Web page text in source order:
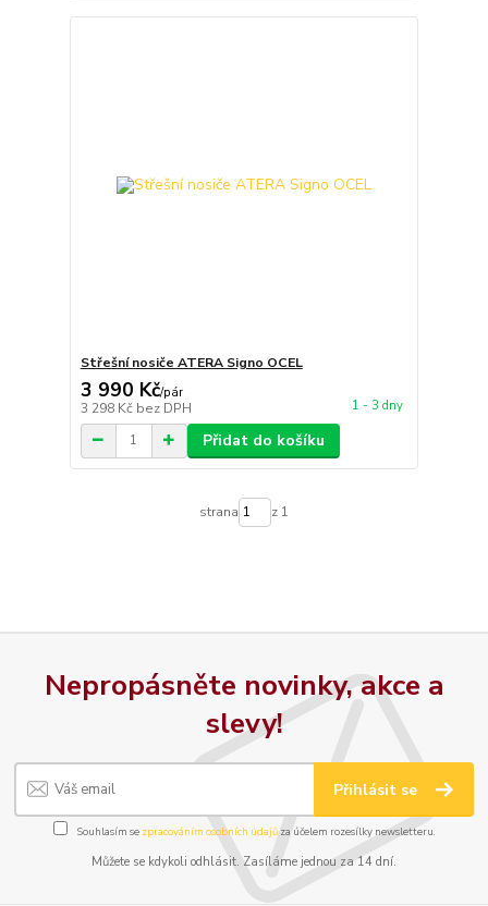
Střešní nosiče ATERA Signo OCEL
3 990 Kč/pár
3 298 Kč bez DPH 1 - 3 dny
Přidat do košíku
strana z 1
Nepropásněte novinky, akce a
slevy!
Přihlásit se
Souhlasím se zpracováním osobních údajůza účelem rozesílky newsletteru.
Můžete se kdykoli odhlásit. Zasíláme jednou za 14 dní.